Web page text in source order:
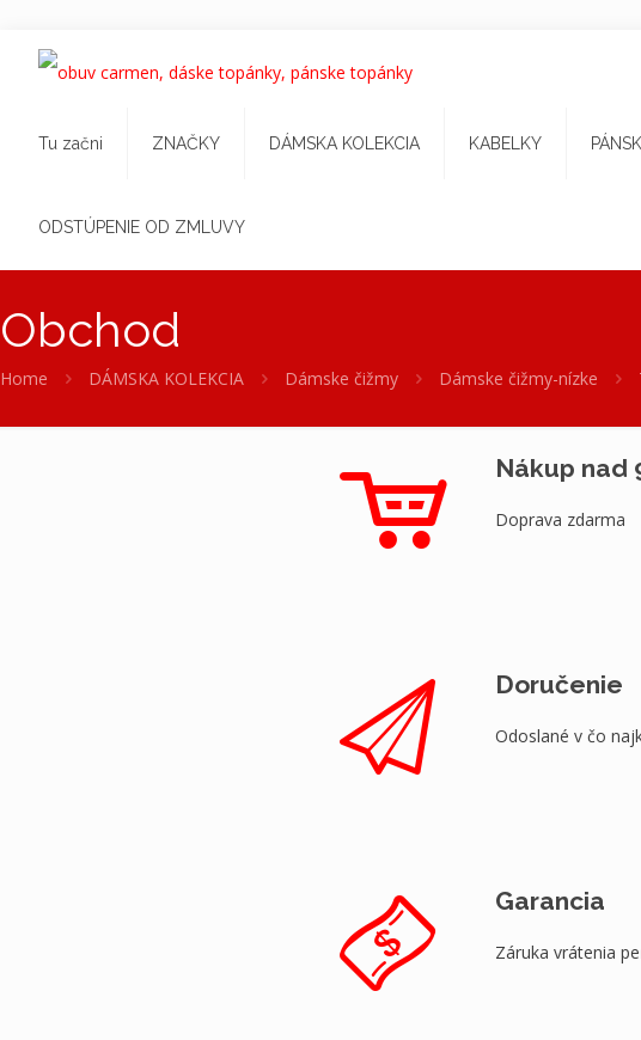
Tu začni ZNAČKY DÁMSKA KOLEKCIA KABELKY
ODSTÚPENIE OD ZMLUVY
Obchod
Home DÁMSKA KOLEKCIA Dámske čižmy Dámske čižmy-nízke
Nákup nad
Doprava zdarma
Doručenie
Odoslané v čo
Garancia
Záruka vrátenia